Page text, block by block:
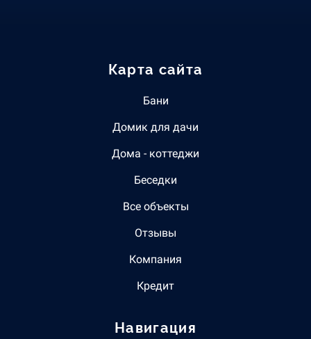
Карта сайта
Бани
Домик для дачи
Дома - коттеджи
Беседки
Все объекты
Отзывы
Компания
Кредит
Навигация